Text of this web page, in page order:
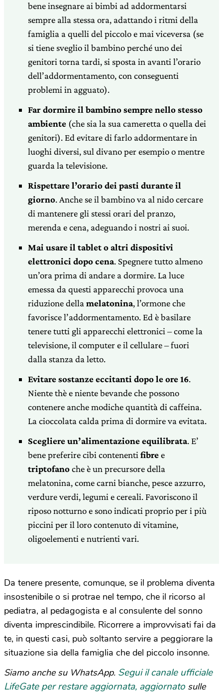
bene insegnare ai bimbi ad addormentarsi
sempre alla stessa ora, adattando i ritmi della
famiglia a quelli del piccolo e mai viceversa (se
si tiene sveglio il bambino perché uno dei
genitori torna tardi, si sposta in avanti l’orario
dell’addormentamento, con conseguenti
problemi in agguato).
Far dormire il bambino sempre nello stesso
ambiente (che sia la sua cameretta o quella dei
genitori). Ed evitare di farlo addormentare in
luoghi diversi, sul divano per esempio o mentre
guarda la televisione.
Rispettare l’orario dei pasti durante il
giorno. Anche se il bambino va al nido cercare
di mantenere gli stessi orari del pranzo,
merenda e cena, adeguando i nostri ai suoi.
Mai usare il tablet o altri dispositivi
elettronici dopo cena. Spegnere tutto almeno
un’ora prima di andare a dormire. La luce
emessa da questi apparecchi provoca una
riduzione dellamelatonina, l’ormone che
favorisce l’addormentamento. Ed è basilare
tenere tutti gli apparecchi elettronici – come la
televisione, il computer e il cellulare – fuori
dalla stanza da letto.
Evitare sostanze eccitanti dopo le ore 16.
Niente thè e niente bevande che possono
contenere anche modiche quantità di caffeina.
La cioccolata calda prima di dormire va evitata.
Scegliere un’alimentazione equilibrata. E’
bene preferire cibi contenentifibree
triptofanoche è un precursore della
melatonina, come carni bianche, pesce azzurro,
verdure verdi, legumi e cereali. Favoriscono il
riposo notturno e sono indicati proprio per i più
piccini per il loro contenuto di vitamine,
oligoelementi e nutrienti vari.
Da tenere presente, comunque, se il problema diventa
insostenibile o si protrae nel tempo, che il ricorso al
pediatra, al pedagogista e al consulente del sonno
diventa imprescindibile. Ricorrere a improvvisati fai da
te, in questi casi, può soltanto servire a peggiorare la
situazione sia della famiglia che del piccolo insonne.
Siamo anche su WhatsApp. Segui il canale ufficiale
LifeGate per restare aggiornata, aggiornato sulle